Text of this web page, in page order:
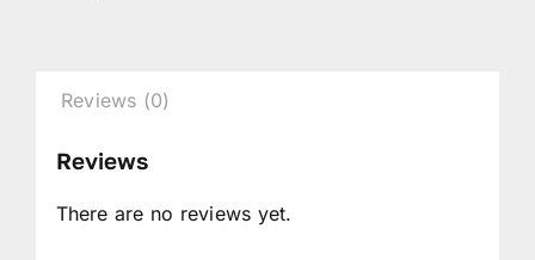
Reviews (0)
Reviews
There are no reviews yet.